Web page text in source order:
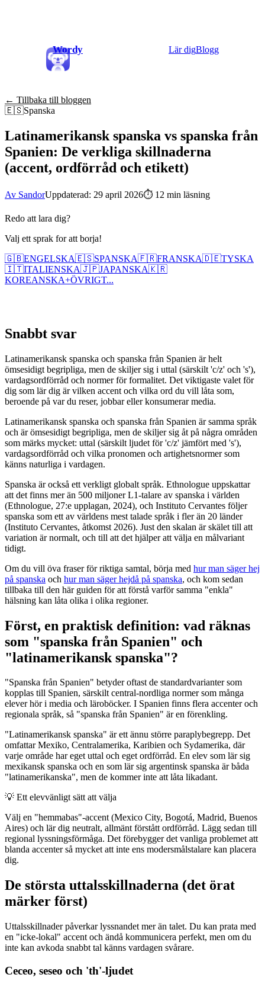
Wordy Lär digBlogg
← Tillbaka till bloggen
🇪🇸Spanska
Latinamerikansk spanska vs spanska från
Spanien: De verkliga skillnaderna
(accent, ordförråd och etikett)
Av SandorUppdaterad: 29 april 2026⏱ 12 min läsning
Redo att lara dig?
Valj ett sprak for att borja!
🇬🇧ENGELSKA🇪🇸SPANSKA🇫🇷FRANSKA🇩🇪TYSKA
🇮🇹ITALIENSKA🇯🇵JAPANSKA🇰🇷
KOREANSKA+ÖVRIGT...
Snabbt svar
Latinamerikansk spanska och spanska från Spanien är helt
ömsesidigt begripliga, men de skiljer sig i uttal (särskilt 'c/z' och 's'),
vardagsordförråd och normer för formalitet. Det viktigaste valet för
dig som lär dig är vilken accent och vilka ord du vill låta som,
beroende på var du reser, jobbar eller konsumerar media.
Latinamerikansk spanska och spanska från Spanien är samma språk
och är ömsesidigt begripliga, men de skiljer sig åt på några områden
som märks mycket: uttal (särskilt ljudet för 'c/z' jämfört med 's'),
vardagsordförråd och vilka pronomen och artighetsnormer som
känns naturliga i vardagen.
Spanska är också ett verkligt globalt språk. Ethnologue uppskattar
att det finns mer än 500 miljoner L1-talare av spanska i världen
(Ethnologue, 27:e upplagan, 2024), och Instituto Cervantes följer
spanska som ett av världens mest talade språk i fler än 20 länder
(Instituto Cervantes, åtkomst 2026). Just den skalan är skälet till att
variation är normalt, och till att det hjälper att välja en målvariant
tidigt.
Om du vill öva fraser för riktiga samtal, börja med hur man säger hej
på spanska och hur man säger hejdå på spanska, och kom sedan
tillbaka till den här guiden för att förstå varför samma "enkla"
hälsning kan låta olika i olika regioner.
Först, en praktisk definition: vad räknas
som "spanska från Spanien" och
"latinamerikansk spanska"?
"Spanska från Spanien" betyder oftast de standardvarianter som
kopplas till Spanien, särskilt central-nordliga normer som många
elever hör i media och läroböcker. I Spanien finns flera accenter och
regionala språk, så "spanska från Spanien" är en förenkling.
"Latinamerikansk spanska" är ett ännu större paraplybegrepp. Det
omfattar Mexiko, Centralamerika, Karibien och Sydamerika, där
varje område har eget uttal och eget ordförråd. En elev som lär sig
mexikansk spanska och en som lär sig argentinsk spanska är båda
"latinamerikanska", men de kommer inte att låta likadant.
💡 Ett elevvänligt sätt att välja
Välj en "hemmabas"-accent (Mexico City, Bogotá, Madrid, Buenos
Aires) och lär dig neutralt, allmänt förstått ordförråd. Lägg sedan till
regional lyssningsförmåga. Det förebygger det vanliga problemet att
blanda accenter så mycket att inte ens modersmålstalare kan placera
dig.
De största uttalsskillnaderna (det örat
märker först)
Uttalsskillnader påverkar lyssnandet mer än talet. Du kan prata med
en "icke-lokal" accent och ändå kommunicera perfekt, men om du
inte kan avkoda snabbt tal känns vardagen svårare.
Ceceo, seseo och 'th'-ljudet